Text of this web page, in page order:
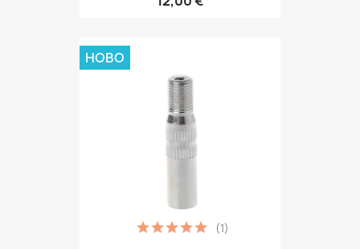
(1)
НОВО